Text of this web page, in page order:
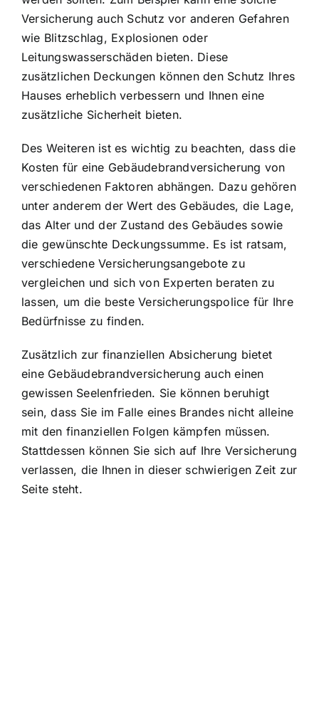
Versicherung auch Schutz vor anderen Gefahren
wie Blitzschlag, Explosionen oder
Leitungswasserschäden bieten. Diese
zusätzlichen Deckungen können den Schutz Ihres
Hauses erheblich verbessern und Ihnen eine
zusätzliche Sicherheit bieten.
Des Weiteren ist es wichtig zu beachten, dass die
Kosten für eine Gebäudebrandversicherung von
verschiedenen Faktoren abhängen. Dazu gehören
unter anderem der Wert des Gebäudes, die Lage,
das Alter und der Zustand des Gebäudes sowie
die gewünschte Deckungssumme. Es ist ratsam,
verschiedene Versicherungsangebote zu
vergleichen und sich von Experten beraten zu
lassen, um die beste Versicherungspolice für Ihre
Bedürfnisse zu finden.
Zusätzlich zur finanziellen Absicherung bietet
eine Gebäudebrandversicherung auch einen
gewissen Seelenfrieden. Sie können beruhigt
sein, dass Sie im Falle eines Brandes nicht alleine
mit den finanziellen Folgen kämpfen müssen.
Stattdessen können Sie sich auf Ihre Versicherung
verlassen, die Ihnen in dieser schwierigen Zeit zur
Seite steht.